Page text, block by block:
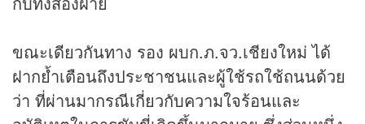
ขณะเดียวกันทาง รอง ผบก.ภ.จว.เชียงใหม่ ได้
ฝากย้ำเตือนถึงประชาชนและผู้ใช้รถใช้ถนนด้วย
ว่า ที่ผ่านมากรณีเกี่ยวกับความใจร้อนและ